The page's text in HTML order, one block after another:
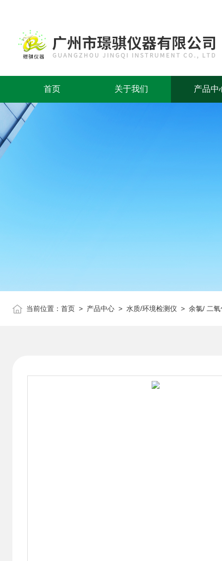
首页 关于我们 产品中
当前位置： 首页 > 产品中心 > 水质/环境检测仪 > 余氯/ 二